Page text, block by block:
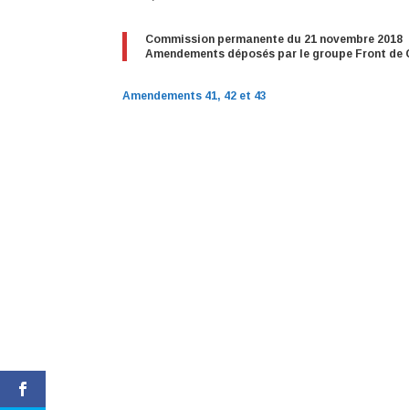
Commission permanente du 21 novembre 2018
Amendements déposés par le groupe Front de
Amendements 41, 42 et 43